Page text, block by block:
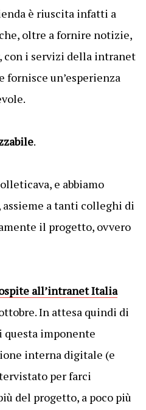
è riuscita infatti a
oltre a fornire notizie,
con i servizi della intranet
fornisce un’esperienza
.
e abbiamo
a tanti colleghi di
il progetto, ovvero
all’intranet Italia
In attesa quindi di
questa imponente
interna digitale (e
per farci
del progetto, a poco più